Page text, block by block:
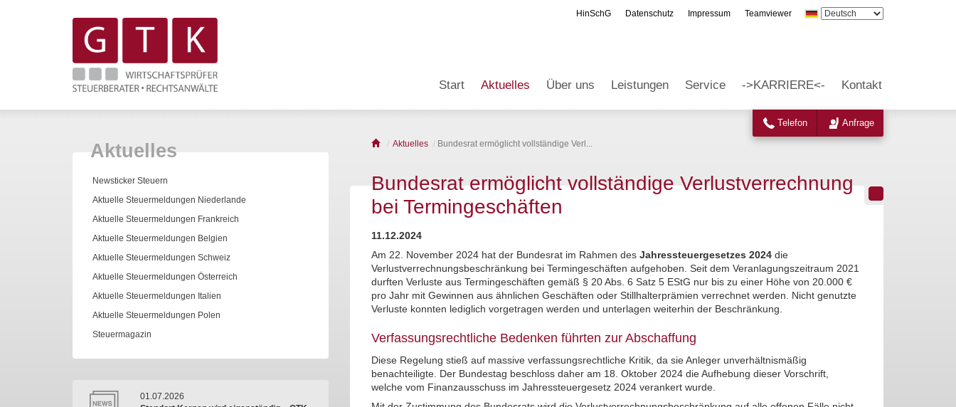
HinSchG Datenschutz Impressum Teamviewer
Start Aktuelles Über uns Leistungen Service ->KARRIERE<- Kontakt
Telefon Anfrage
Aktuelles Bundesrat ermöglicht vollständige Verl...
Bundesrat ermöglicht vollständige Verlustverrechnung
bei Termingeschäften
11.12.2024
Am 22. November 2024 hat der Bundesrat im Rahmen des Jahressteuergesetzes 2024 die
Verlustverrechnungsbeschränkung bei Termingeschäften aufgehoben. Seit dem Veranlagungszeitraum 2021
durften Verluste aus Termingeschäften gemäß § 20 Abs. 6 Satz 5 EStG nur bis zu einer Höhe von 20.000 €
pro Jahr mit Gewinnen aus ähnlichen Geschäften oder Stillhalterprämien verrechnet werden. Nicht genutzte
Verluste konnten lediglich vorgetragen werden und unterlagen weiterhin der Beschränkung.
Verfassungsrechtliche Bedenken führten zur Abschaffung
Diese Regelung stieß auf massive verfassungsrechtliche Kritik, da sie Anleger unverhältnismäßig
benachteiligte. Der Bundestag beschloss daher am 18. Oktober 2024 die Aufhebung dieser Vorschrift,
welche vom Finanzausschuss im Jahressteuergesetz 2024 verankert wurde.
Aktuelles
Newsticker Steuern
Aktuelle Steuermeldungen Niederlande
Aktuelle Steuermeldungen Frankreich
Aktuelle Steuermeldungen Belgien
Aktuelle Steuermeldungen Schweiz
Aktuelle Steuermeldungen Österreich
Aktuelle Steuermeldungen Italien
Aktuelle Steuermeldungen Polen
Steuermagazin
01.07.2026